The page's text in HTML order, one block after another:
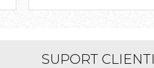
SUPORT CLIENTI